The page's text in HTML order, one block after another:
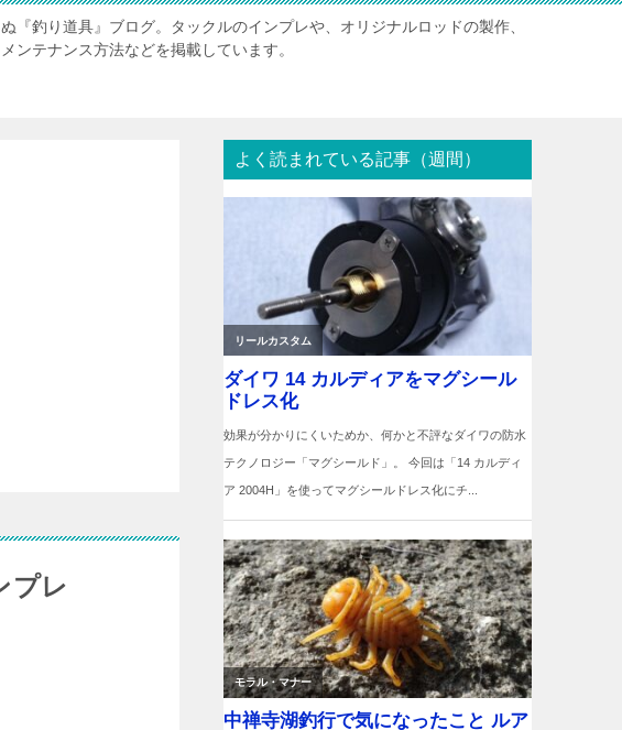
『釣り道具』ブログ。タックルのインプレや、オリジナルロッドの製作、
ンテナンス方法などを掲載しています。
プレ
よく読まれている記事（週間）